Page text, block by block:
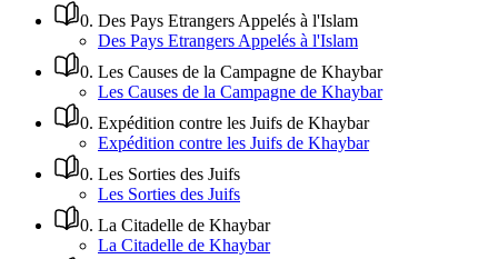
0. Des Pays Etrangers Appelés à l'Islam
Des Pays Etrangers Appelés à l'Islam
0. Les Causes de la Campagne de Khaybar
Les Causes de la Campagne de Khaybar
0. Expédition contre les Juifs de Khaybar
Expédition contre les Juifs de Khaybar
0. Les Sorties des Juifs
Les Sorties des Juifs
0. La Citadelle de Khaybar
La Citadelle de Khaybar